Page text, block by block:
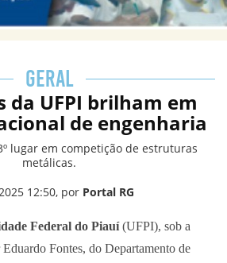
GERAL
da UFPI brilham em
de engenharia
lugar em competição de estruturas
metálicas.
12:50, por Portal RG
Federal do Piauí(UFPI), sob a
Fontes, do Departamento de